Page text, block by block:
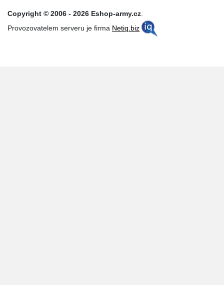
Copyright © 2006 - 2026 Eshop-army.cz.
Provozovatelem serveru je firma Netiq.biz